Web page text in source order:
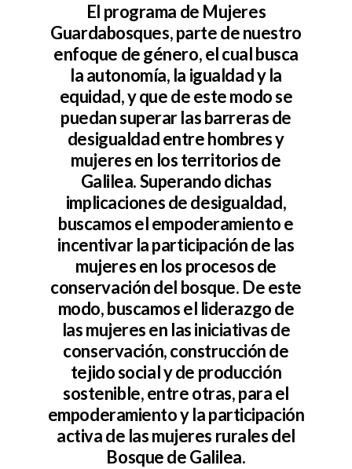
El programa de Mujeres
Guardabosques, parte de nuestro
enfoque de género, el cual busca
la autonomía, la igualdad y la
equidad, y que de este modo se
puedan superar las barreras de
desigualdad entre hombres y
mujeres en los territorios de
Galilea. Superando dichas
implicaciones de desigualdad,
buscamos el empoderamiento e
incentivar la participación de las
mujeres en los procesos de
conservación del bosque. De este
modo, buscamos el liderazgo de
las mujeres en las iniciativas de
conservación, construcción de
tejido social y de producción
sostenible, entre otras, para el
empoderamiento y la participación
activa de las mujeres rurales del
Bosque de Galilea.